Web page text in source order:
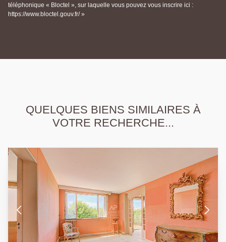
téléphonique « Bloctel », sur laquelle vous pouvez vous inscrire ici :
https://www.bloctel.gouv.fr/ »
QUELQUES BIENS SIMILAIRES À
VOTRE RECHERCHE...